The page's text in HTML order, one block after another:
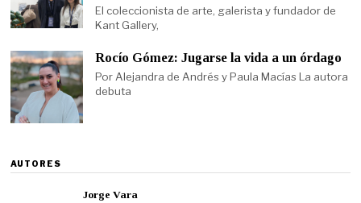
El coleccionista de arte, galerista y fundador de
Kant Gallery,
Rocío Gómez: Jugarse la vida a un órdago
Por Alejandra de Andrés y Paula Macías La autora
debuta
AUTORES
Jorge Vara